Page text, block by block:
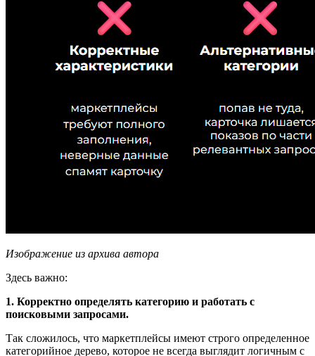
Изображение из архива автора
Здесь важно:
1. Корректно определять категорию и работать с
поисковыми запросами.
Так сложилось, что маркетплейсы имеют строго определенное
категорийное дерево, которое не всегда выглядит логичным с